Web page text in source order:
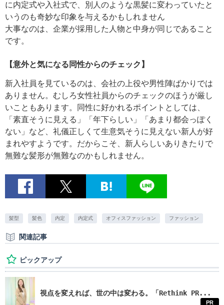
に内定式や入社式で、別人のような黒髪に変わっていたと
いうのも奇妙な印象を与えるかもしれません
大事なのは、企業が採用した人物と中身が同じであること
です。
【意外と気になる同性からのチェック】
新入社員を見ているのは、会社の上役や男性陣ばかりでは
ありません。むしろ女性社員からのチェックのほうが厳し
いこともあります。同性に好かれるポイントとしては、
「素直そうに見える」「年下らしい」「あまり都会っぽく
ない」など、礼儀正しくて生意気そうに見えない新人が好
まれやすようです。だからこそ、新人らしいありきたりで
無難な髪形が無難なのかもしれません。
髪型 髪色 内定 内定式 オフィスファッション ファッション
関連記事
ピックアップ
視点を変えれば、世の中は変わる。「Rethink PR...
PR